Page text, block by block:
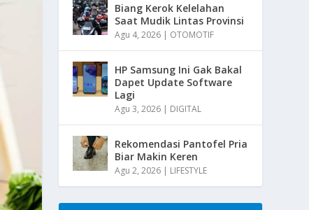
Biang Kerok Kelelahan
Saat Mudik Lintas Provinsi
Agu 4, 2026 | OTOMOTIF
HP Samsung Ini Gak Bakal
Dapet Update Software
Lagi
Agu 3, 2026 | DIGITAL
Rekomendasi Pantofel Pria
Biar Makin Keren
Agu 2, 2026 | LIFESTYLE